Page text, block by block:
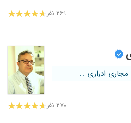
۲۶۹ نفر
مجاری ادراری ...
۲۷۰ نفر